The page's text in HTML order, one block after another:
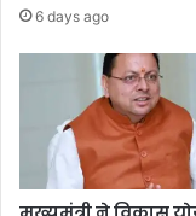
6 days ago